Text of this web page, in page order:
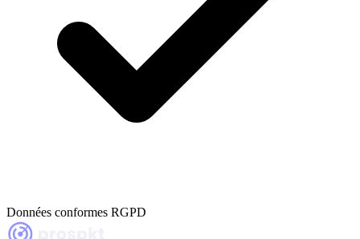
Données conformes RGPD